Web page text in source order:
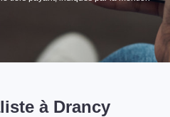
à Drancy